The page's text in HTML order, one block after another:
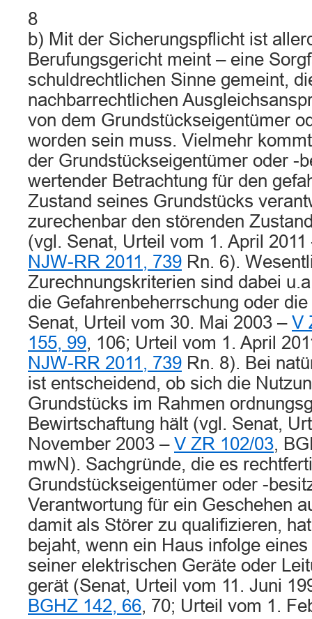
8
b) Mit der Sicherungspflicht ist
Berufungsgericht meint – eine
schuldrechtlichen Sinne gemeint,
nachbarrechtlichen
von dem Grundstückseigentümer
worden sein muss. Vielmehr
der Grundstückseigentümer oder -
wertender Betrachtung für den
Zustand seines Grundstücks
zurechenbar den störenden
(vgl. Senat, Urteil vom 1. April
NJW-RR 2011, 739 Rn. 6).
Zurechnungskriterien sind dabei
die Gefahrenbeherrschung oder
Senat, Urteil vom 30. Mai 2003 – V
155, 99, 106; Urteil vom 1. April
NJW-RR 2011, 739 Rn. 8). Bei
ist entscheidend, ob sich die
Grundstücks im Rahmen
Bewirtschaftung hält (vgl. Senat,
November 2003 – V ZR 102/03,
mwN). Sachgründe, die es
Grundstückseigentümer oder -
Verantwortung für ein Geschehen
damit als Störer zu qualifizieren,
bejaht, wenn ein Haus infolge
seiner elektrischen Geräte oder
gerät (Senat, Urteil vom 11. Juni
BGHZ 142, 66, 70; Urteil vom 1.